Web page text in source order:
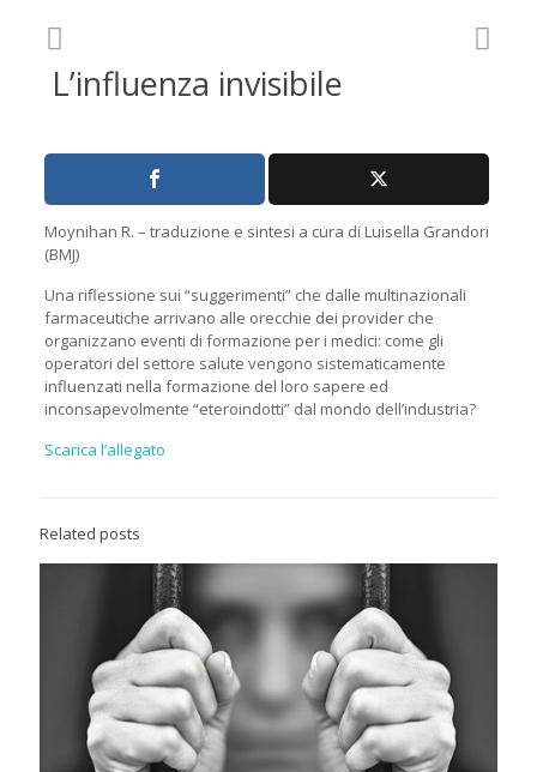
L’influenza invisibile
Moynihan R. – traduzione e sintesi a cura di Luisella Grandori
(BMJ)
Una riflessione sui “suggerimenti” che dalle multinazionali
farmaceutiche arrivano alle orecchie dei provider che
organizzano eventi di formazione per i medici: come gli
operatori del settore salute vengono sistematicamente
influenzati nella formazione del loro sapere ed
inconsapevolmente “eteroindotti” dal mondo dell’industria?
Scarica l’allegato
Related posts